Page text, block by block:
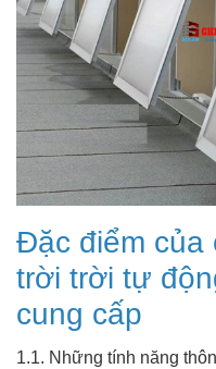
Đặc điểm của
trời trời tự
cung cấp
1.1. Những tính năng